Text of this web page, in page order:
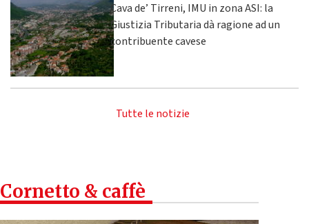
Cava de’ Tirreni, IMU in zona ASI: la
Giustizia Tributaria dà ragione ad un
contribuente cavese
Tutte le notizie
Cornetto & caffè